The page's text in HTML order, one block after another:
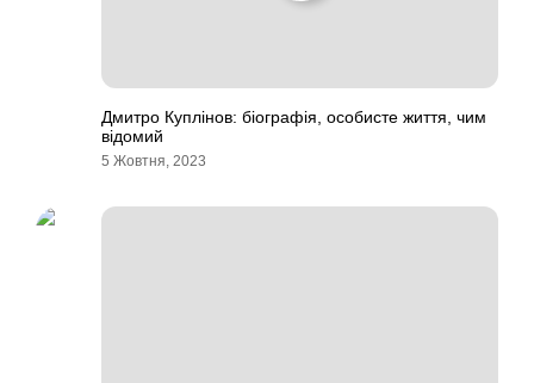
Дмитро Куплінов: біографія, особисте життя, чим
відомий
5 Жовтня, 2023